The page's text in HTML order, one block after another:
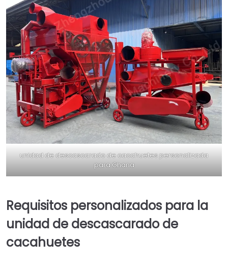
unidad de descascarado de cacahuetes personalizada
para Ghana
Requisitos personalizados para la
unidad de descascarado de
cacahuetes